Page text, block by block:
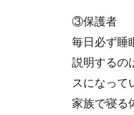
③保護者
毎日必ず睡
説明するの
スになって
家族で寝る